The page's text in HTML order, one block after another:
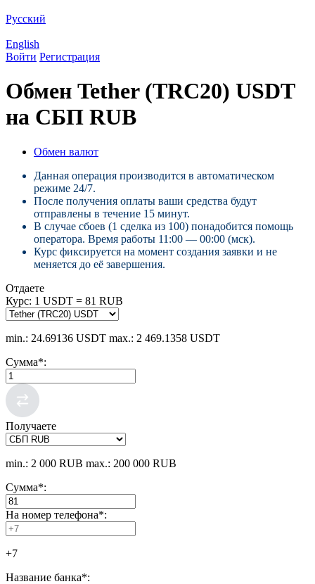
Русский
English
Войти Регистрация
Обмен Tether (TRC20) USDT
на СБП RUB
Обмен валют
Данная операция производится в автоматическом
режиме 24/7.
После получения оплаты ваши средства будут
отправлены в течение 15 минут.
В случае сбоев (1 сделка из 100) понадобится помощь
оператора. Время работы 11:00 — 00:00 (мск).
Курс фиксируется на момент создания заявки и не
меняется до её завершения.
Отдаете
Курс: 1 USDT = 81 RUB
min.: 24.69136 USDT max.: 2 469.1358 USDT
Сумма*:
Получаете
min.: 2 000 RUB max.: 200 000 RUB
Сумма*:
На номер телефона*:
+7
Название банка*: